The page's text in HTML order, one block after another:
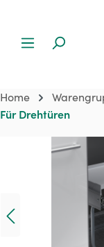
Home
Für Drehtüren
Bildergalerie